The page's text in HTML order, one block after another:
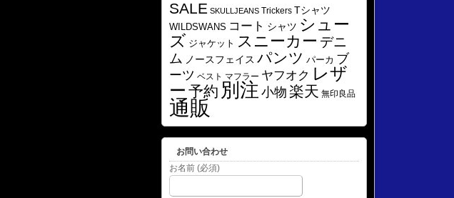
SALE SKULLJEANS Trickers Tシャツ
WILDSWANS コート シャツ シュー
ズ ジャケット スニーカー デニ
ム ノースフェイス パンツ パーカ ブ
ーツ ベスト マフラー ヤフオク レザ
ー 予約 別注小物 楽天 無印良品
通販
お問い合わせ
お名前 (必須)